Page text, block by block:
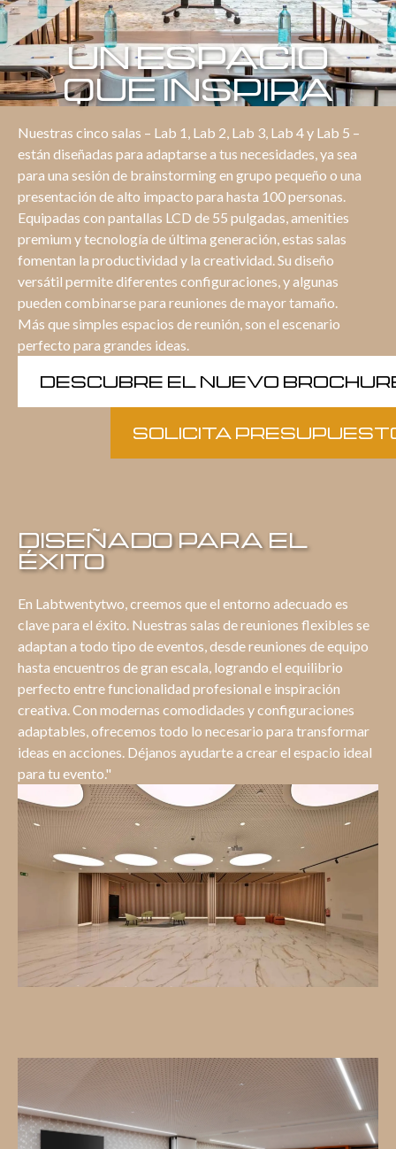
UN ESPACIO
QUE INSPIRA
Nuestras cinco salas – Lab 1, Lab 2, Lab 3, Lab 4 y Lab 5 –
están diseñadas para adaptarse a tus necesidades, ya sea
para una sesión de brainstorming en grupo pequeño o una
presentación de alto impacto para hasta 100 personas.
Equipadas con pantallas LCD de 55 pulgadas, amenities
premium y tecnología de última generación, estas salas
fomentan la productividad y la creatividad. Su diseño
versátil permite diferentes configuraciones, y algunas
pueden combinarse para reuniones de mayor tamaño.
Más que simples espacios de reunión, son el escenario
perfecto para grandes ideas.
DESCUBRE EL NUEVO
SOLICITA
DISEÑADO PARA EL
ÉXITO
En Labtwentytwo, creemos que el entorno adecuado es
clave para el éxito. Nuestras salas de reuniones flexibles se
adaptan a todo tipo de eventos, desde reuniones de equipo
hasta encuentros de gran escala, logrando el equilibrio
perfecto entre funcionalidad profesional e inspiración
creativa. Con modernas comodidades y configuraciones
adaptables, ofrecemos todo lo necesario para transformar
ideas en acciones. Déjanos ayudarte a crear el espacio ideal
para tu evento."
Añadiendo habitaciones
Mensaje(opcional)
Solicitar oferta
Código promocional
Añadiendo habitaciones
Mensaje(opcional)
Solicitar oferta